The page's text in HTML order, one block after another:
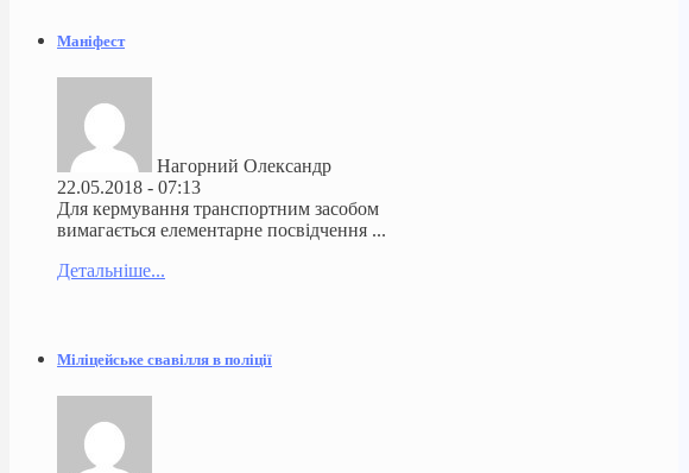
Маніфест
Нагорний Олександр
22.05.2018 - 07:13
Для кермування транспортним засобом
вимагається елементарне посвідчення ...
Детальніше...
Міліцейське свавілля в поліції